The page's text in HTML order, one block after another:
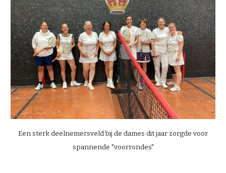
Een sterk deelnemersveld bij de dames dit jaar zorgde voor
spannende "voorrondes"